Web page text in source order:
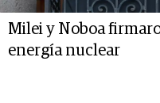
Milei y Noboa
energía nuclear